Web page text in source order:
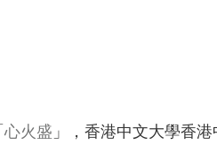
心火盛 」，香港中文大學香